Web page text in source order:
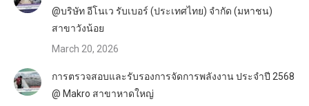
@บริษัท อีโนเว รับเบอร์ (ประเทศไทย) จำกัด (มหาชน)
สาขาวังน้อย
March 20, 2026
การตรวจสอบและรับรองการจัดการพลังงาน ประจำปี 2568
@ Makro สาขาหาดใหญ่